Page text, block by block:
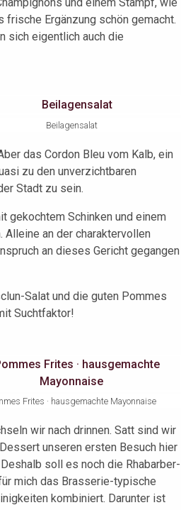
Ergänzung schön gemacht.
sich eigentlich auch die
Beilagensalat
das Cordon Bleu vom Kalb, ein
zu den unverzichtbaren
Stadt zu sein.
gekochtem Schinken und einem
an der charaktervollen
an dieses Gericht gegangen
Salat und die guten Pommes
Suchtfaktor!
Frites · hausgemachte Mayonnaise
wir nach drinnen. Satt sind wir
unseren ersten Besuch hier
soll es noch die Rhabarber-
mich das Brasserie-typische
kombiniert. Darunter ist